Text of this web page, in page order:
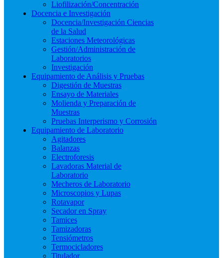
Liofilización/Concentración
Docencia e Investigación
Docencia/Investigación Ciencias
de la Salud
Estaciones Meteorológicas
Gestión/Administración de
Laboratorios
Investigación
Equipamiento de Análisis y Pruebas
Digestión de Muestras
Ensayo de Materiales
Molienda y Preparación de
Muestras
Pruebas Interperismo y Corrosión
Equipamiento de Laboratorio
Agitadores
Balanzas
Electroforesis
Lavadoras Material de
Laboratorio
Mecheros de Laboratorio
Microscopios y Lupas
Rotavapor
Secador en Spray
Tamices
Tamizadoras
Tensiómetros
Termocicladores
Titulador